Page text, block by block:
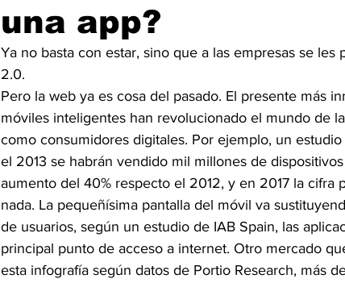
una app?
Ya no basta con estar, sino que a las empresas se
2.0.
Pero la web ya es cosa del pasado. El presente más
móviles inteligentes han revolucionado el mundo de
como consumidores digitales. Por ejemplo, un
el 2013 se habrán vendido mil millones de
aumento del 40% respecto el 2012, y en 2017 la cifra
nada. La pequeñísima pantalla del móvil va
de usuarios, según un estudio de IAB Spain, las
principal punto de acceso a internet. Otro mercado
esta infografía según datos de Portio Research, más